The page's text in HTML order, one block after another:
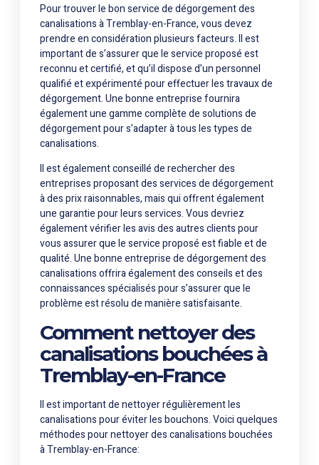
Pour trouver le bon service de dégorgement des
canalisations à Tremblay-en-France, vous devez
prendre en considération plusieurs facteurs. Il est
important de s’assurer que le service proposé est
reconnu et certifié, et qu’il dispose d’un personnel
qualifié et expérimenté pour effectuer les travaux de
dégorgement. Une bonne entreprise fournira
également une gamme complète de solutions de
dégorgement pour s’adapter à tous les types de
canalisations.
Il est également conseillé de rechercher des
entreprises proposant des services de dégorgement
à des prix raisonnables, mais qui offrent également
une garantie pour leurs services. Vous devriez
également vérifier les avis des autres clients pour
vous assurer que le service proposé est fiable et de
qualité. Une bonne entreprise de dégorgement des
canalisations offrira également des conseils et des
connaissances spécialisés pour s’assurer que le
problème est résolu de manière satisfaisante.
Comment nettoyer des
canalisations bouchées à
Tremblay-en-France
Il est important de nettoyer régulièrement les
canalisations pour éviter les bouchons. Voici quelques
méthodes pour nettoyer des canalisations bouchées
à Tremblay-en-France: